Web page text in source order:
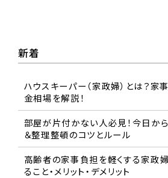
新着
ハウスキーパー（家政婦）とは？家
金相場を解説！
部屋が片付かない人必見！今日か
＆整理整頓のコツとルール
高齢者の家事負担を軽くする家政
ること・メリット・デメリット